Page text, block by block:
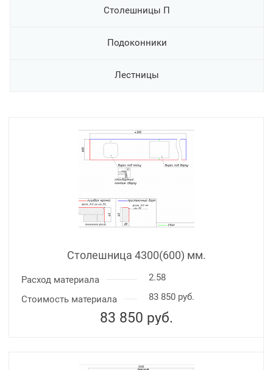
Столешницы П
Подоконники
Лестницы
Столешница 4300(600) мм.
Расход материала
2.58
Стоимость материала
83 850 руб.
83 850 руб.